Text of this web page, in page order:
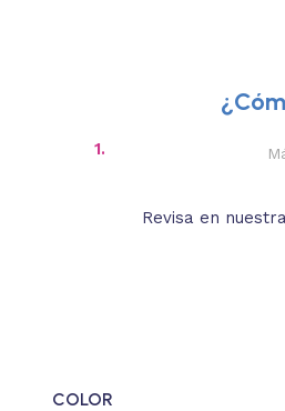
1.
Revisa en
COLOR